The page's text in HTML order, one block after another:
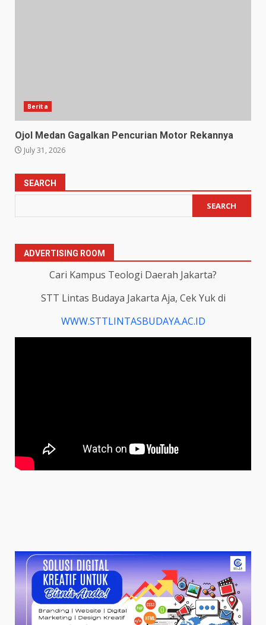
Berita
Ojol Medan Gagalkan Pencurian Motor Rekannya
July 31, 2026
SEARCH
SEARCH
ADVERTISING ROOM
Cari Kampus Teologi Daerah Jakarta?
STT Lintas Budaya Jakarta Aja, Cek Yuk di
WWW.STTLINTASBUDAYA.AC.ID